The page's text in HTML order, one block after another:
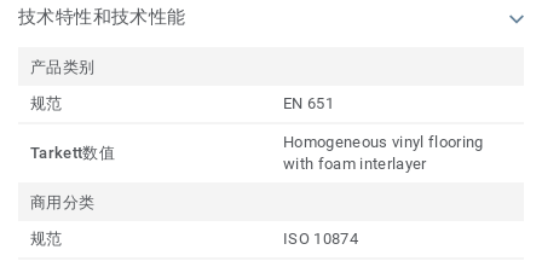
技术特性和技术性能
产品类别
规范
EN 651
Tarkett数值
Homogeneous vinyl flooring
with foam interlayer
商用分类
规范
ISO 10874